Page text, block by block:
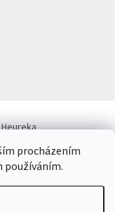
procházením
používáním.